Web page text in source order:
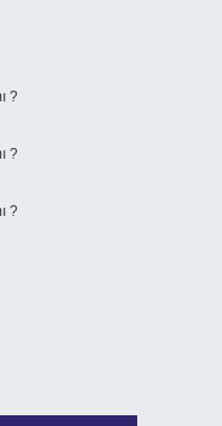
?
?
?